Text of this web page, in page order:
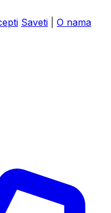
Saveti
O nama